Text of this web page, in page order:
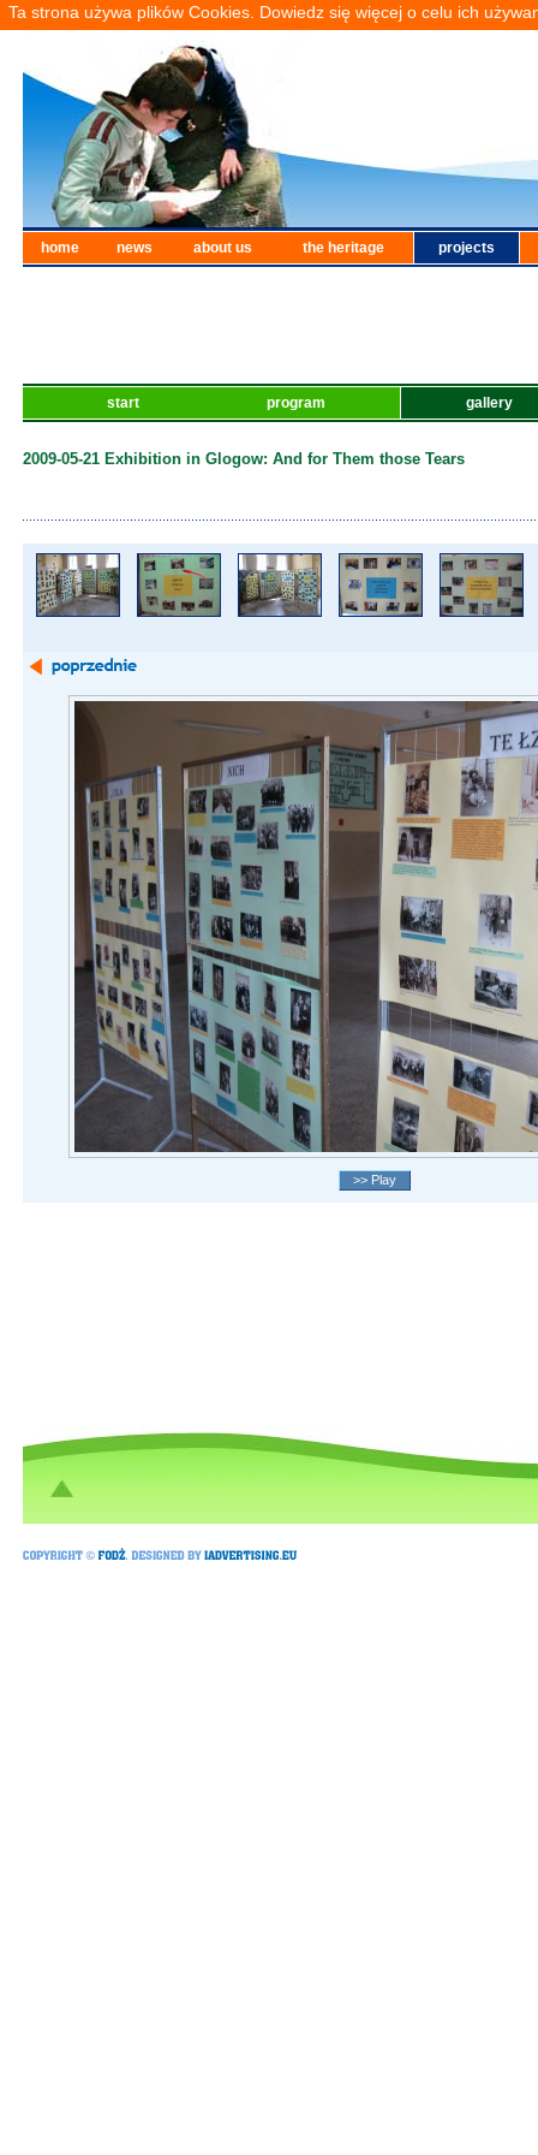
Ta strona używa plików Cookies. Dowiedz się więcej o celu ich
home news about us the heritage projects
start program gallery
2009-05-21 Exhibition in Glogow: And for Them those Tears
>> Play